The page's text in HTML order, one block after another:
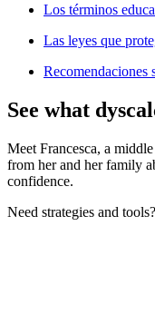
Los términos
Las leyes que
Recomendaciones
See what
Meet Francesca, a
from her and her family
confidence.
Need strategies and tools?